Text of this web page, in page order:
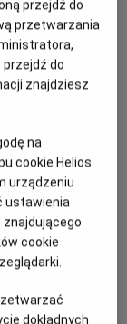
Cooke, Emma
Mitchell, Tom
Collett,
Jefferson
Bew, Kurt
Salim, Tom
Barry
na premierę
smoka”.
ostatni
świata
i o zdarzeniach
osadzona
R.R. Martina
przejdź do
przetwarzania
do
znajdziesz
na
cookie Helios
urządzeniu
ustawienia
znajdującego
cookie
dokładnych